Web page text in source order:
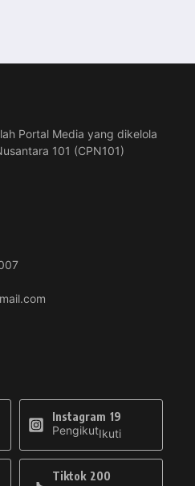
Portal Media yang dikelola
101 (CPN101)
Instagram 19
PengikutIkuti
Tiktok 200